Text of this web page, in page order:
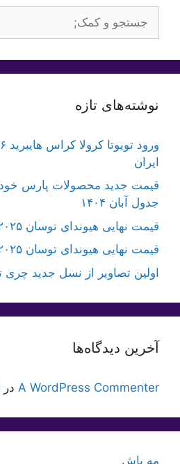
برای:
نوشته‌های تازه
ایران
قیمت جدید محصولات پارس
جدول آبان ۱۴۰۴
قیمت نهایی هیوندای توسان ۲۰۲۵
قیمت نهایی هیوندای توسان ۲۰۲۵
اولین تصاویر از نسل جدید چری تیگو 7
آخرین دیدگاه‌ها
A WordPress Commenter در
مه پاش